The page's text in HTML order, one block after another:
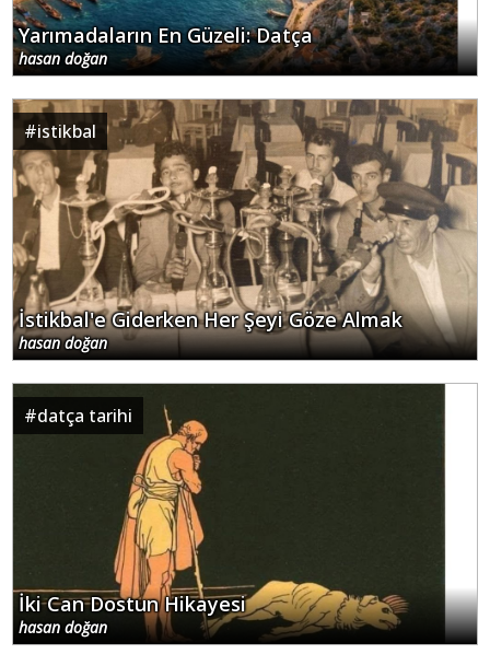
Yarımadaların En Güzeli: Datça
hasan doğan
#istikbal
İstikbal'e Giderken Her Şeyi Göze Almak
hasan doğan
#datça tarihi
İki Can Dostun Hikayesi
hasan doğan